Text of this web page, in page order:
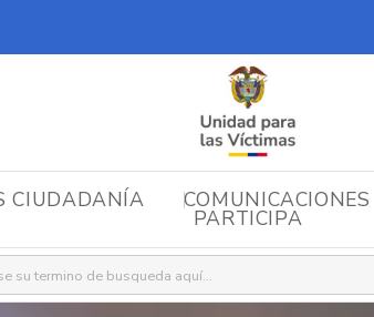
CIUDADANÍA COMUNICACIONES
PARTICIPA